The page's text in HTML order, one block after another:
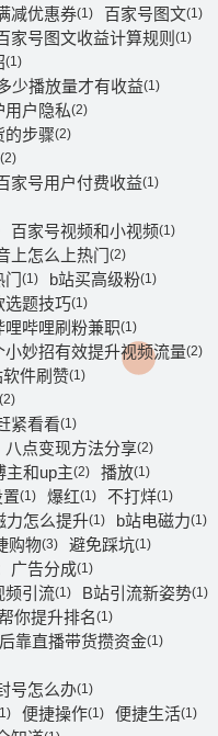
减优惠券(1) 百家号图文(1)
家号图文收益计算规则 (1)
(1)
少播放量才有收益(1)
用户隐私(2)
的步骤(2)
(2)
家号用户付费收益(1)
百家号视频和小视频(1)
上怎么上热门(2)
门(1) b站买高级粉(1)
选题技巧(1)
哩哔哩刷粉兼职(1)
小妙招有效提升视频流量(2)
软件刷赞(1)
紧看看(1)
八点变现方法分享(2)
主和up主(2) 播放(1)
(1) 爆红(1) 不打烊(1)
力怎么提升(1) b站电磁力(1)
购物(3) 避免踩坑(1)
广告分成(1)
频引流(1) B站引流新姿势(1)
你提升排名(1)
靠直播带货攒资金(1)
号怎么办(1)
便捷操作(1) 便捷生活(1)